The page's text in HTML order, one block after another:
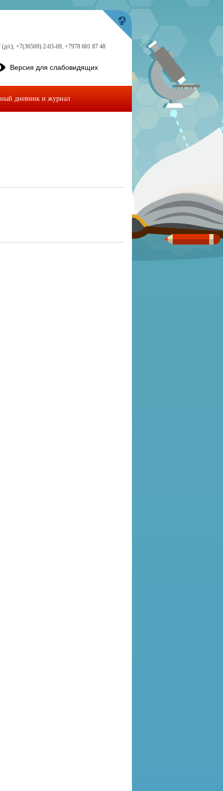
с), +7(36569) 2-03-69, +7978 601 87 48
Версия для слабовидящих
дневник и журнал